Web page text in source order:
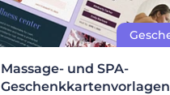
Massage- und SPA-
Geschenkkartenvorlagen